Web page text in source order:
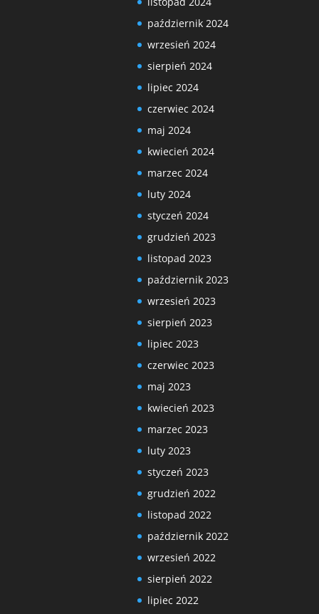
październik 2024
wrzesień 2024
sierpień 2024
lipiec 2024
czerwiec 2024
maj 2024
kwiecień 2024
marzec 2024
luty 2024
styczeń 2024
grudzień 2023
listopad 2023
październik 2023
wrzesień 2023
sierpień 2023
lipiec 2023
czerwiec 2023
maj 2023
kwiecień 2023
marzec 2023
luty 2023
styczeń 2023
grudzień 2022
listopad 2022
październik 2022
wrzesień 2022
sierpień 2022
lipiec 2022